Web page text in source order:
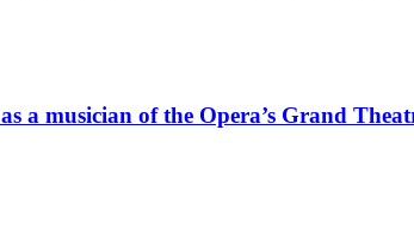
a musician of the Opera’s Grand